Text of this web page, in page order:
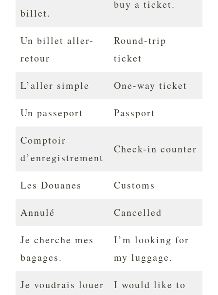
billet.
buy a ticket.
Un billet aller-
retour
Round-trip
ticket
L’aller simple One-way ticket
Un passeport Passport
Comptoir
d’enregistrement
Check-in counter
Les Douanes Customs
Annulé Cancelled
Je cherche mes
bagages.
I’m looking for
my luggage.
Je voudrais louer
I would like to